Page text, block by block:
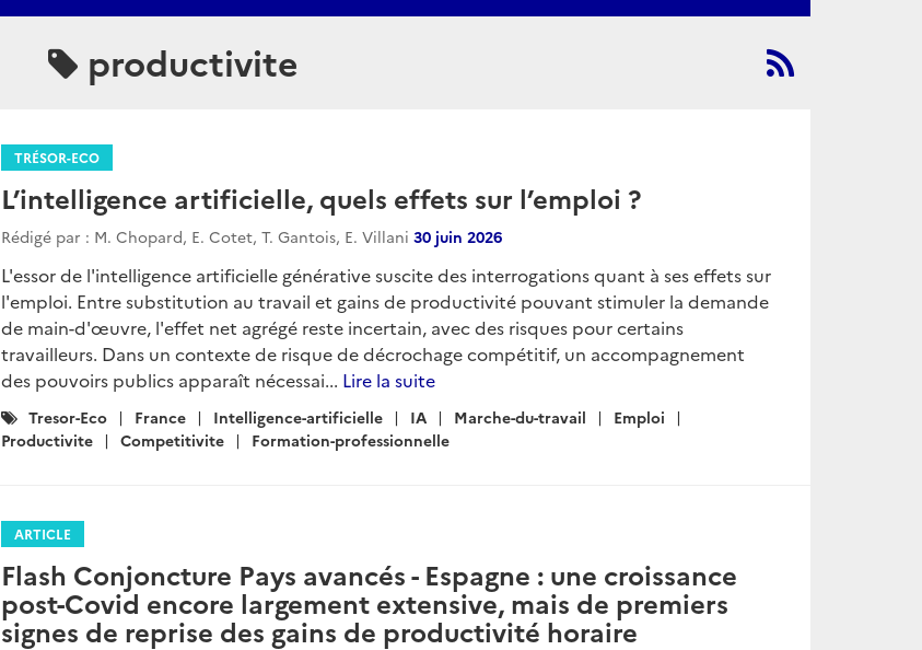
productivite
TRÉSOR-ECO
L’intelligence artificielle, quels effets sur l’emploi ?
Rédigé par : M. Chopard, E. Cotet, T. Gantois, E. Villani 30 juin 2026
L'essor de l'intelligence artificielle générative suscite des interrogations quant à ses effets sur
l'emploi. Entre substitution au travail et gains de productivité pouvant stimuler la demande
de main-d'œuvre, l'effet net agrégé reste incertain, avec des risques pour certains
travailleurs. Dans un contexte de risque de décrochage compétitif, un accompagnement
des pouvoirs publics apparaît nécessai... Lire la suite
Catégories
:
Tresor-Eco France Intelligence-artificielle IA Marche-du-travail
Emploi
Productivite
Competitivite Formation-professionnelle
ARTICLE
Flash Conjoncture Pays avancés - Espagne : une croissance
post-Covid encore largement extensive, mais de premiers
signes de reprise des gains de productivité horaire